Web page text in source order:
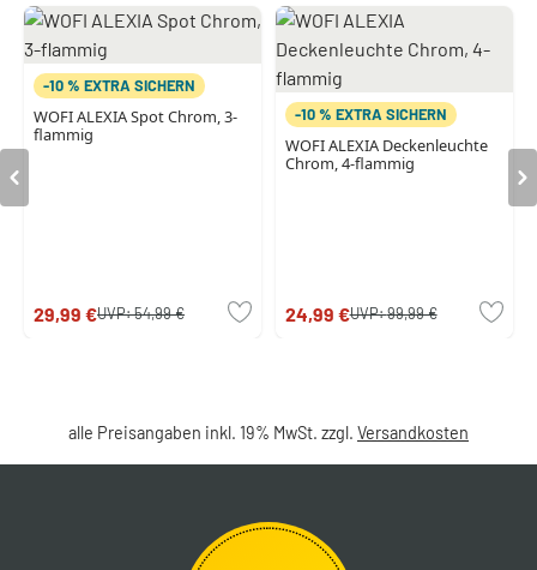
-10 % EXTRA SICHERN
WOFI ALEXIA Spot Chrom, 3-
flammig
29,99 €UVP:54,99 €
-10 % EXTRA SICHERN
WOFI ALEXIA Deckenleuchte
Chrom, 4-flammig
24,99 €UVP:99,99 €
alle Preisangaben inkl. 19% MwSt. zzgl. Versandkosten